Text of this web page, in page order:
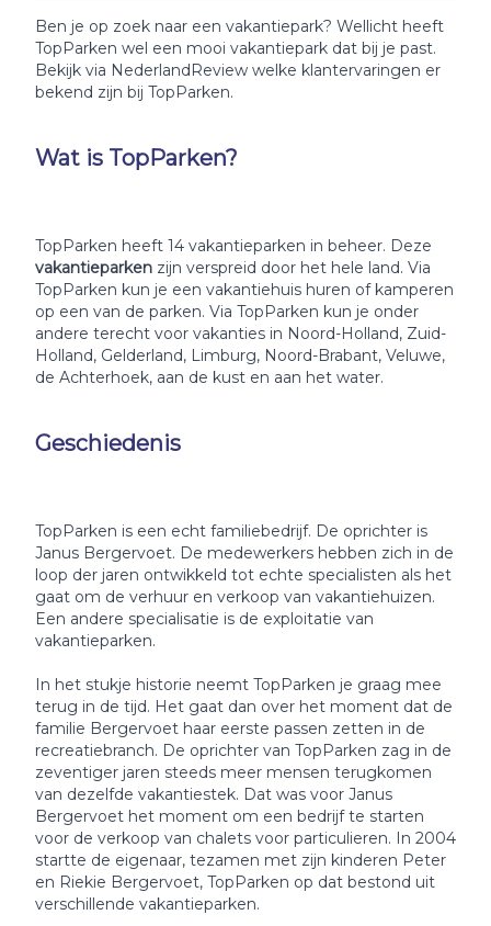
Ben je op zoek naar een vakantiepark? Wellicht heeft
TopParken wel een mooi vakantiepark dat bij je past.
Bekijk via NederlandReview welke klantervaringen er
bekend zijn bij TopParken.
Wat is TopParken?
TopParken heeft 14 vakantieparken in beheer. Deze
vakantieparken zijn verspreid door het hele land. Via
TopParken kun je een vakantiehuis huren of kamperen
op een van de parken. Via TopParken kun je onder
andere terecht voor vakanties in Noord-Holland, Zuid-
Holland, Gelderland, Limburg, Noord-Brabant, Veluwe,
de Achterhoek, aan de kust en aan het water.
Geschiedenis
TopParken is een echt familiebedrijf. De oprichter is
Janus Bergervoet. De medewerkers hebben zich in de
loop der jaren ontwikkeld tot echte specialisten als het
gaat om de verhuur en verkoop van vakantiehuizen.
Een andere specialisatie is de exploitatie van
vakantieparken.
In het stukje historie neemt TopParken je graag mee
terug in de tijd. Het gaat dan over het moment dat de
familie Bergervoet haar eerste passen zetten in de
recreatiebranch. De oprichter van TopParken zag in de
zeventiger jaren steeds meer mensen terugkomen
van dezelfde vakantiestek. Dat was voor Janus
Bergervoet het moment om een bedrijf te starten
voor de verkoop van chalets voor particulieren. In 2004
startte de eigenaar, tezamen met zijn kinderen Peter
en Riekie Bergervoet, TopParken op dat bestond uit
verschillende vakantieparken.